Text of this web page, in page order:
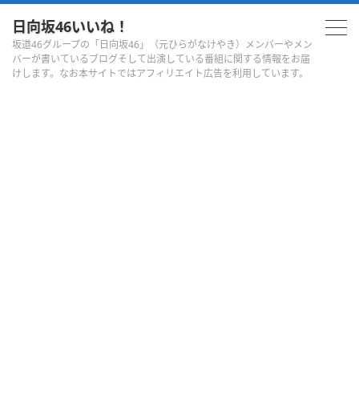
日向坂46いいね！
坂道46グループの「日向坂46」（元ひらがなけやき）メンバーやメン
バーが書いているブログそして出演している番組に関する情報をお届
けします。なお本サイトではアフィリエイト広告を利用しています。